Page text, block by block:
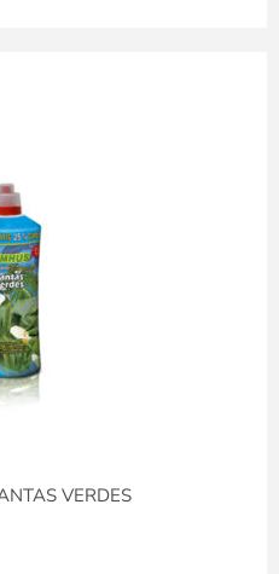
VERDES